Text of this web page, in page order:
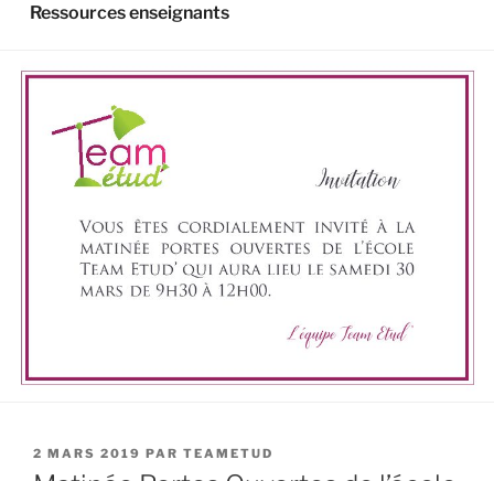
Ressources enseignants
PUBLIÉ
LE
2 MARS 2019 PAR TEAMETUD